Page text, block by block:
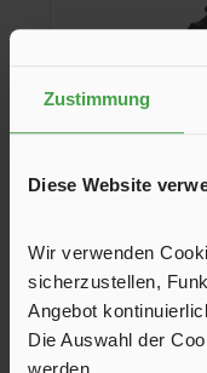
Zustimmung
Diese Website
Wir verwenden
sicherzustellen,
Angebot
Die Auswahl der
werden.